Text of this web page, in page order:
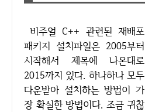
비주얼 C++ 관련된 재배포
패키지 설치파일은 2005부터
시작해서 제목에 나온대로
2015까지 있다. 하나하나 모두
다운받아 설치하는 방법이 가
장 확실한 방법이다. 조금 귀찮